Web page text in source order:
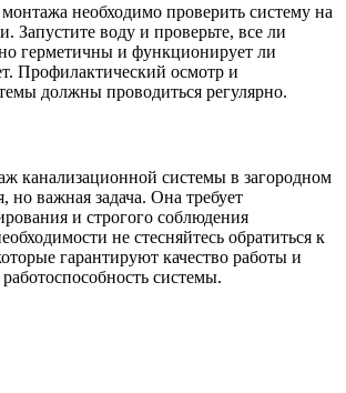
необходимо проверить систему на
Запустите воду и проверьте, все ли
герметичны и функционирует ли
Профилактический осмотр и
должны проводиться регулярно.
канализационной системы в загородном
но важная задача. Она требует
и строгого соблюдения
не стесняйтесь обратиться к
гарантируют качество работы и
системы.